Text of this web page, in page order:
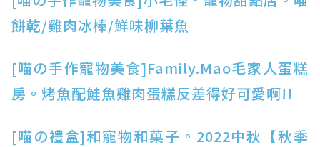
餅乾/雞肉冰棒/鮮味柳葉魚
[喵の手作寵物美食]Family.Mao毛家人蛋糕
房。烤魚配鮭魚雞肉蛋糕反差得好可愛啊!!
[喵の禮盒]和寵物和菓子。2022中秋【秋季